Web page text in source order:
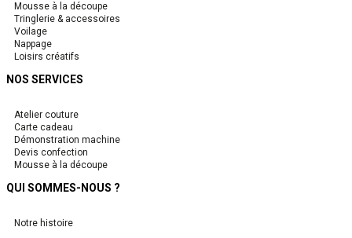
Mousse à la découpe
Tringlerie & accessoires
Voilage
Nappage
Loisirs créatifs
NOS SERVICES
Atelier couture
Carte cadeau
Démonstration machine
Devis confection
Mousse à la découpe
QUI SOMMES-NOUS ?
Notre histoire